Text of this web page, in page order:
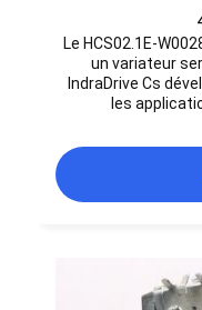
Le HCS02.1E-
un variateur
IndraDrive Cs
les